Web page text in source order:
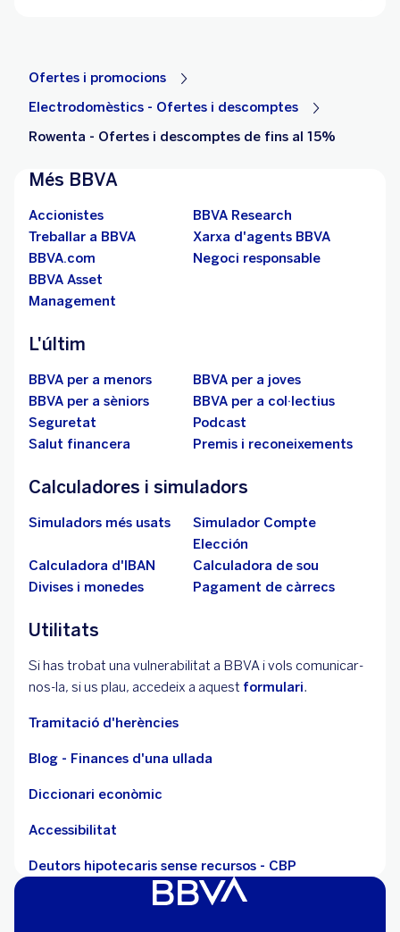
Ofertes i promocions
Electrodomèstics - Ofertes i descomptes
Rowenta - Ofertes i descomptes de fins al 15%
Més BBVA
Accionistes
BBVA Research
Treballar a BBVA
Xarxa d'agents BBVA
BBVA.com
Negoci responsable
BBVA Asset
Management
L'últim
BBVA per a menors
BBVA per a joves
BBVA per a sèniors
BBVA per a col·lectius
Seguretat
Podcast
Salut financera
Premis i reconeixements
Calculadores i simuladors
Simuladors més usats
Simulador Compte
Elección
Calculadora d'IBAN
Calculadora de sou
Divises i monedes
Pagament de càrrecs
Utilitats
Si has trobat una vulnerabilitat a BBVA i vols comunicar-
nos-la, si us plau, accedeix a aquest formulari.
Tramitació d'herències
Blog - Finances d'una ullada
Diccionari econòmic
Accessibilitat
Deutors hipotecaris sense recursos - CBP